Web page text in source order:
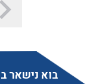
בוא נישאר